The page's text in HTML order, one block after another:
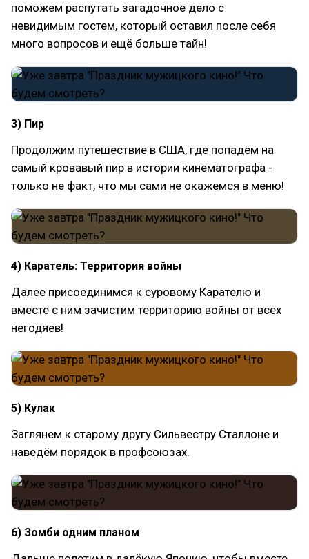
поможем распутать загадочное дело с
невидимым гостем, который оставил после себя
много вопросов и ещё больше тайн!
3) Пир
Продолжим путешествие в США, где попадём на
самый кровавый пир в истории кинематографа -
только не факт, что мы сами не окажемся в меню!
4) Каратель: Территория войны
Далее присоединимся к суровому Карателю и
вместе с ним зачистим территорию войны от всех
негодяев!
5) Кулак
Заглянем к старому другу Сильвестру Сталлоне и
наведём порядок в профсоюзах.
6) Зомби одним планом